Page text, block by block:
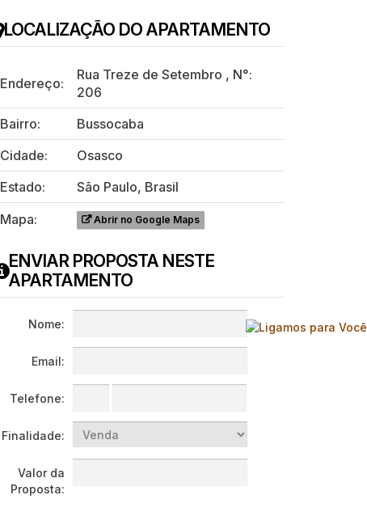
LOCALIZAÇÃO DO APARTAMENTO
Endereço:
Rua Treze de Setembro , N°:
206
Bairro:
Bussocaba
Cidade:
Osasco
Estado:
São Paulo, Brasil
Mapa:
Abrir no Google Maps
ENVIAR PROPOSTA NESTE
APARTAMENTO
Nome:
Email:
Telefone:
Finalidade:
Valor da
Proposta: